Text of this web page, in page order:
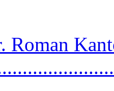
Roman